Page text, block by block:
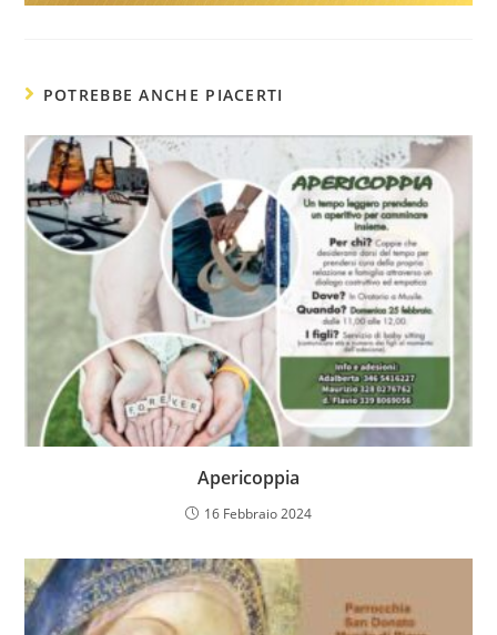
POTREBBE ANCHE PIACERTI
Apericoppia
16 Febbraio 2024